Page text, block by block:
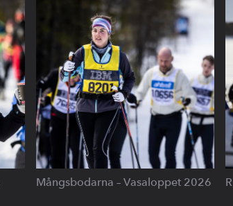
Mångsbodarna – Vasaloppet 2026